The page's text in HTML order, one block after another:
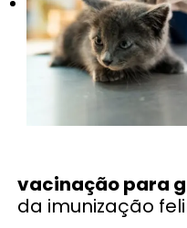
vacinação para
da imunização